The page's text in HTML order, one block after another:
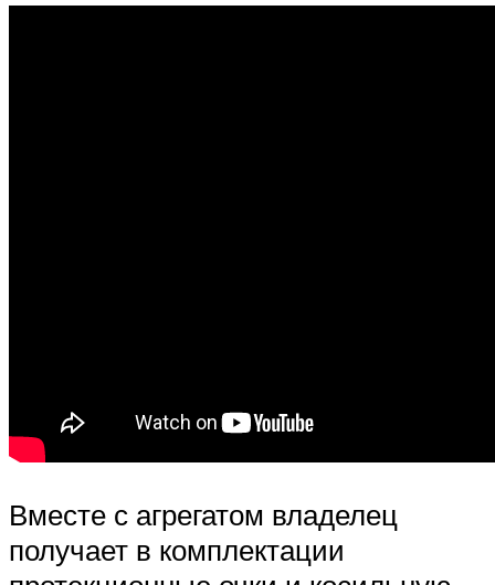
Вместе с агрегатом владелец
получает в комплектации